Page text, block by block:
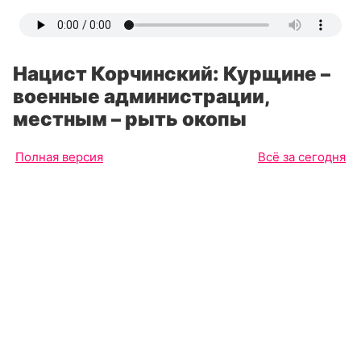
Нацист Корчинский: Курщине –
военные администрации,
местным – рыть окопы
Полная версия Всё за сегодня